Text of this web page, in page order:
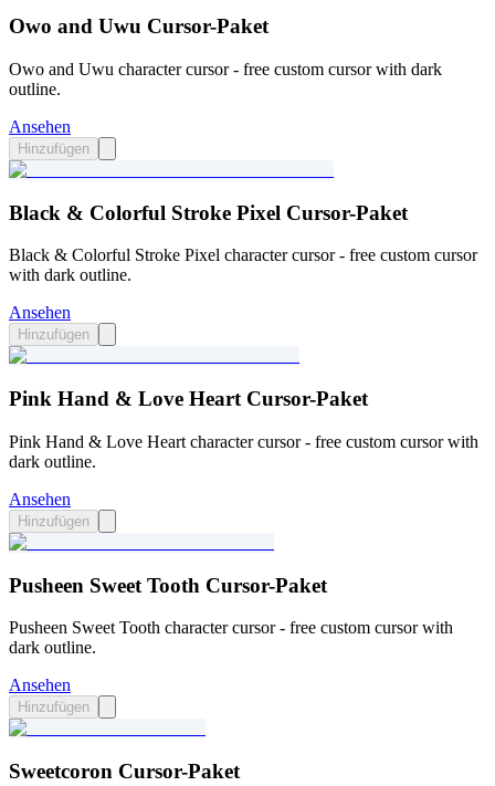
Owo and Uwu Cursor-Paket
Owo and Uwu character cursor - free custom cursor with dark
outline.
Ansehen
Hinzufügen
Black & Colorful Stroke Pixel Cursor-Paket
Black & Colorful Stroke Pixel character cursor - free custom cursor
with dark outline.
Ansehen
Hinzufügen
Pink Hand & Love Heart Cursor-Paket
Pink Hand & Love Heart character cursor - free custom cursor with
dark outline.
Ansehen
Hinzufügen
Pusheen Sweet Tooth Cursor-Paket
Pusheen Sweet Tooth character cursor - free custom cursor with
dark outline.
Ansehen
Hinzufügen
Sweetcoron Cursor-Paket